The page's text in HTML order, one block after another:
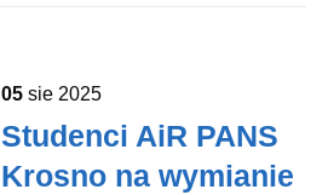
05 sie 2025
Studenci AiR PANS
Krosno na wymianie